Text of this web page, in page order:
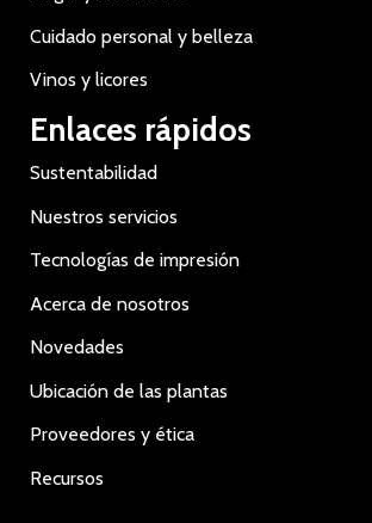
Cuidado personal y belleza
Vinos y licores
Enlaces rápidos
Sustentabilidad
Nuestros servicios
Tecnologías de impresión
Acerca de nosotros
Novedades
Ubicación de las plantas
Proveedores y ética
Recursos